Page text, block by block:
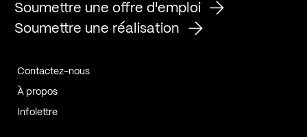
Soumettre une offre d'emploi
Soumettre une réalisation
Contactez-nous
À propos
Infolettre